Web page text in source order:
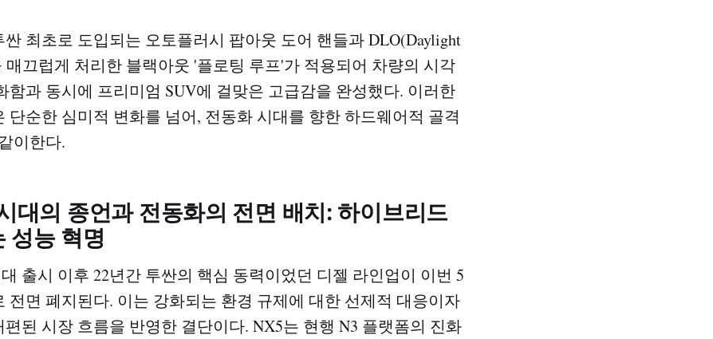
최초로 도입되는 오토플러시 팝아웃 도어 핸들과 DLO(Daylight
매끄럽게 처리한 블랙아웃 '플로팅 루프'가 적용되어 차량의 시각
함과 동시에 프리미엄 SUV에 걸맞은 고급감을 완성했다. 이러한
단순한 심미적 변화를 넘어, 전동화 시대를 향한 하드웨어적 골격
이한다.
대의 종언과 전동화의 전면 배치: 하이브리드
성능 혁명
출시 이후 22년간 투싼의 핵심 동력이었던 디젤 라인업이 이번 5
전면 폐지된다. 이는 강화되는 환경 규제에 대한 선제적 대응이자
된 시장 흐름을 반영한 결단이다. NX5는 현행 N3 플랫폼의 진화